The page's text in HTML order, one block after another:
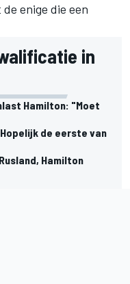
enige die een
in
Hamilton: "Moet
de eerste van
Hamilton